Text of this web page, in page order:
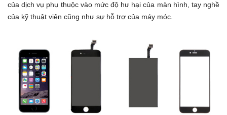
của dịch vụ phụ thuộc vào mức độ hư hại của màn hình, tay nghề
của kỹ thuật viên cũng như sự hỗ trợ của máy móc.